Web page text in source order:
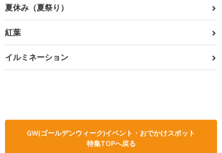
夏休み（夏祭り）
紅葉
イルミネーション
GW(ゴールデンウィーク)イベント・おでかけスポット
特集TOPへ戻る